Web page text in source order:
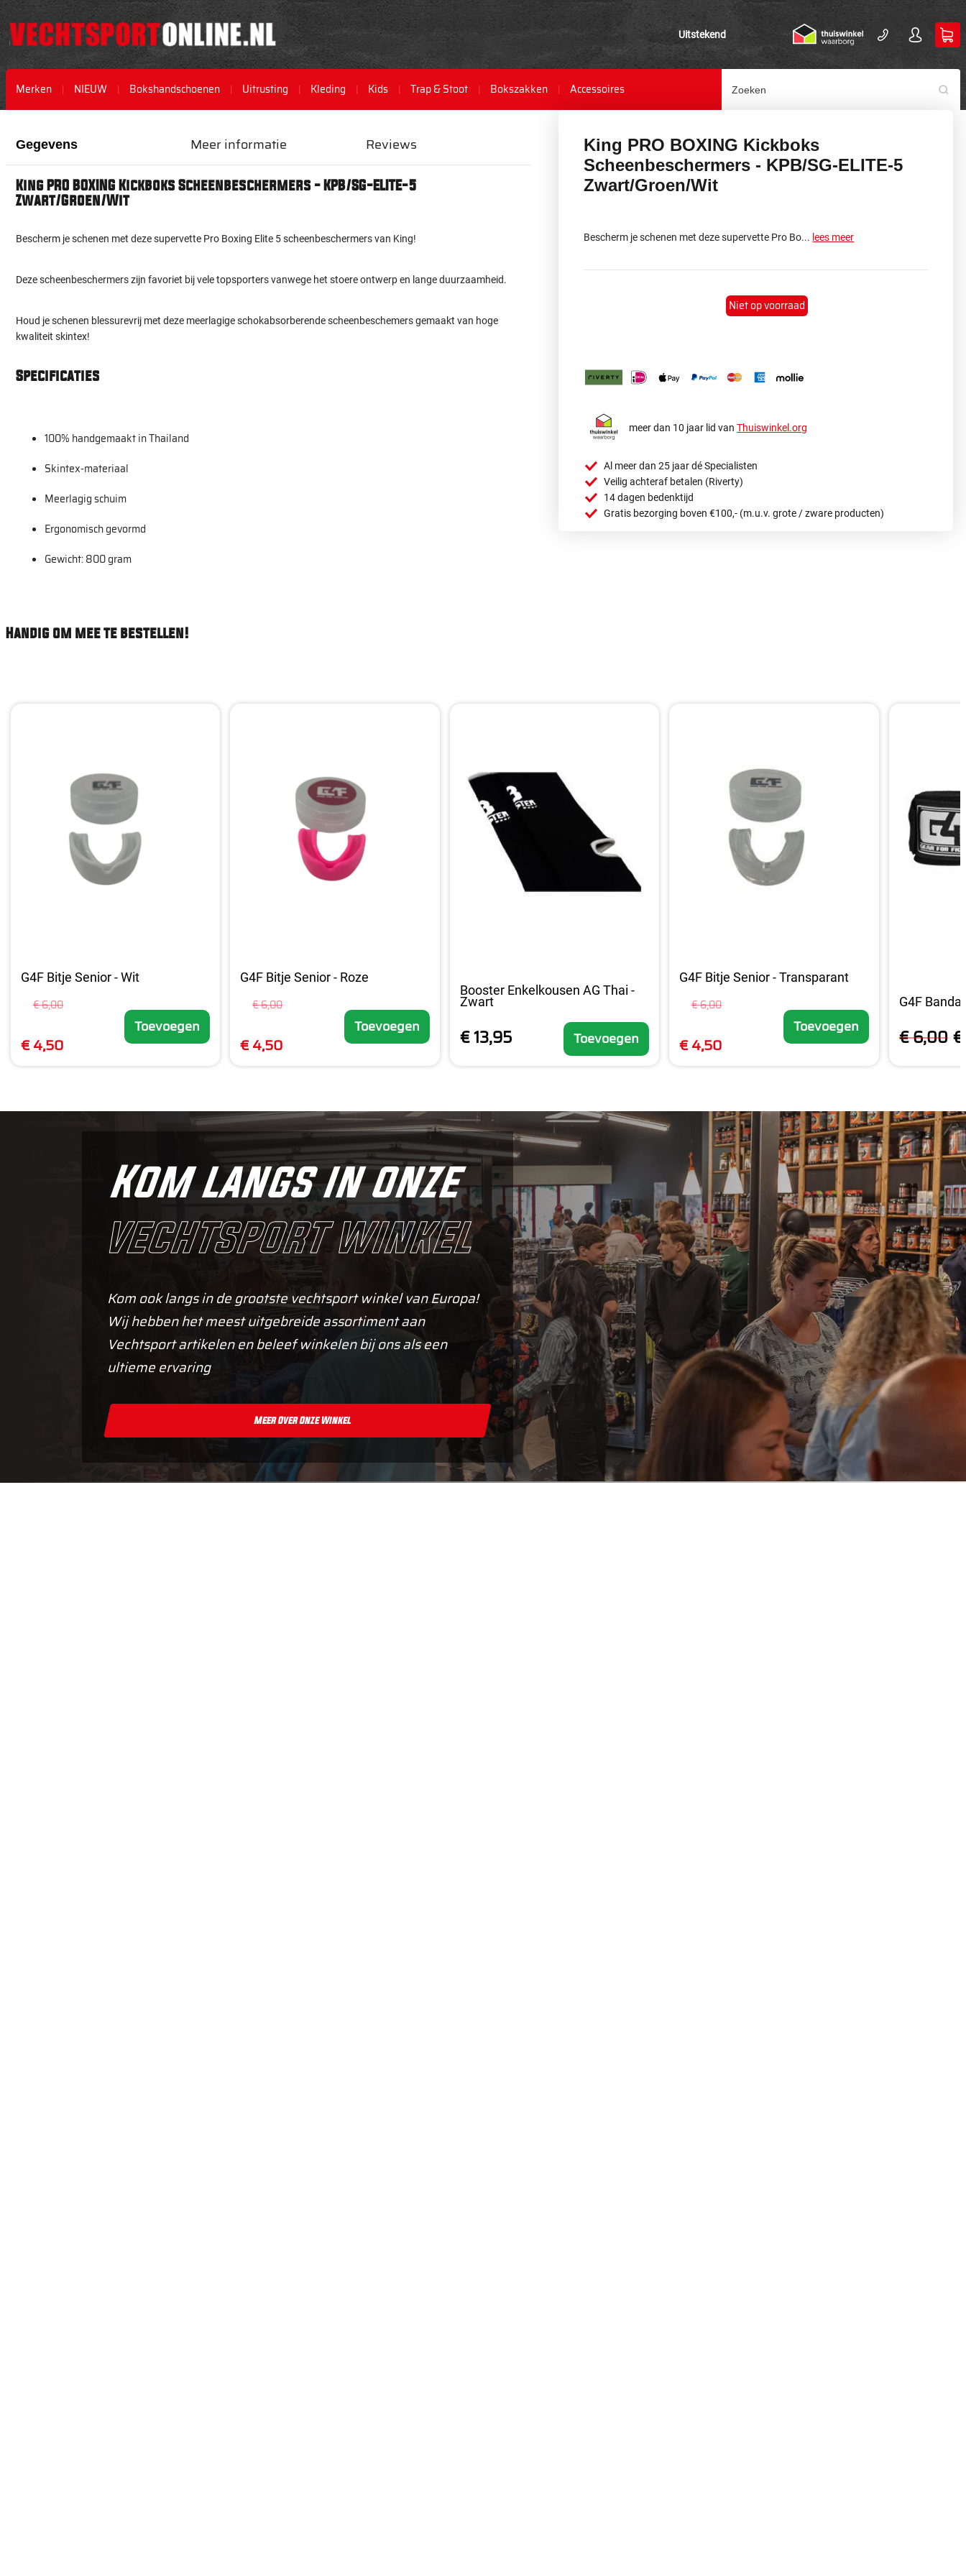
Uitstekend
Merken NIEUW Bokshandschoenen Uitrusting Kleding Kids Trap & Stoot Bokszakken Accessoires
het
van
afbeeldingen-
het
van
afbeeldingen-
King PRO BOXING Kickboks
Scheenbeschermers - KPB/SG-ELITE-5
Zwart/Groen/Wit
Bescherm je schenen met deze supervette Pro Bo... lees meer
Niet op voorraad
meer dan 10 jaar lid vanThuiswinkel.org
Al meer dan 25 jaar dé Specialisten
Veilig achteraf betalen (Riverty)
14 dagen bedenktijd
Gratis bezorging boven €100,- (m.u.v. grote / zware producten)
Gegevens
King PRO BOXING Kickboks Scheenbeschermers - KPB/SG-ELITE-5
Zwart/Groen/Wit
Bescherm je schenen met deze supervette Pro Boxing Elite 5 scheenbeschermers van King!
Deze scheenbeschermers zijn favoriet bij vele topsporters vanwege het stoere ontwerp en lange duurzaamheid.
Houd je schenen blessurevrij met deze meerlagige schokabsorberende scheenbeschemers gemaakt van hoge
kwaliteit skintex!
Specificaties
100% handgemaakt in Thailand
Skintex-materiaal
Meerlagig schuim
Ergonomisch gevormd
Gewicht: 800 gram
Meer informatie Reviews
Handig om mee te bestellen!
G4F Bitje Senior - Wit
€ 6,00
€ 4,50
Toevoegen
G4F Bitje Senior - Roze
€ 6,00
€ 4,50
Toevoegen
Booster Enkelkousen AG Thai -
Zwart
€ 13,95 Toevoegen
G4F Bitje Senior - Transparant
€ 6,00
€ 4,50
Toevoegen
G4F
€ 6,00
Kom langs in onze
vechtsport winkel
Kom ook langs in de grootste vechtsport winkel van Europa!
Wij hebben het meest uitgebreide assortiment aan
Vechtsport artikelen en beleef winkelen bij ons als een
ultieme ervaring
Meer Over Onze Winkel